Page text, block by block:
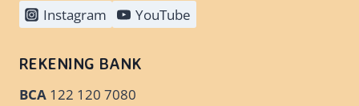
Instagram YouTube
REKENING BANK
BCA 122 120 7080